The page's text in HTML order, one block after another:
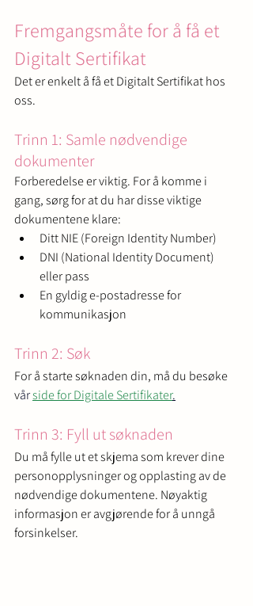
Fremgangsmåte for å få et
Digitalt Sertifikat
Det er enkelt å få et Digitalt Sertifikat hos
oss.
Trinn 1: Samle nødvendige
dokumenter
Forberedelse er viktig. For å komme i
gang, sørg for at du har disse viktige
dokumentene klare:
Ditt NIE (Foreign Identity Number)
DNI (National Identity Document)
eller pass
En gyldig e-postadresse for
kommunikasjon
Trinn 2: Søk
For å starte søknaden din, må du besøke
vår side for Digitale Sertifikater.
Trinn 3: Fyll ut søknaden
Du må fylle ut et skjema som krever dine
personopplysninger og opplasting av de
nødvendige dokumentene. Nøyaktig
informasjon er avgjørende for å unngå
forsinkelser.